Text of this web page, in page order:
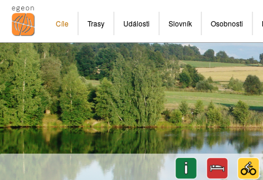
Cíle Trasy Události Slovník Osobnosti